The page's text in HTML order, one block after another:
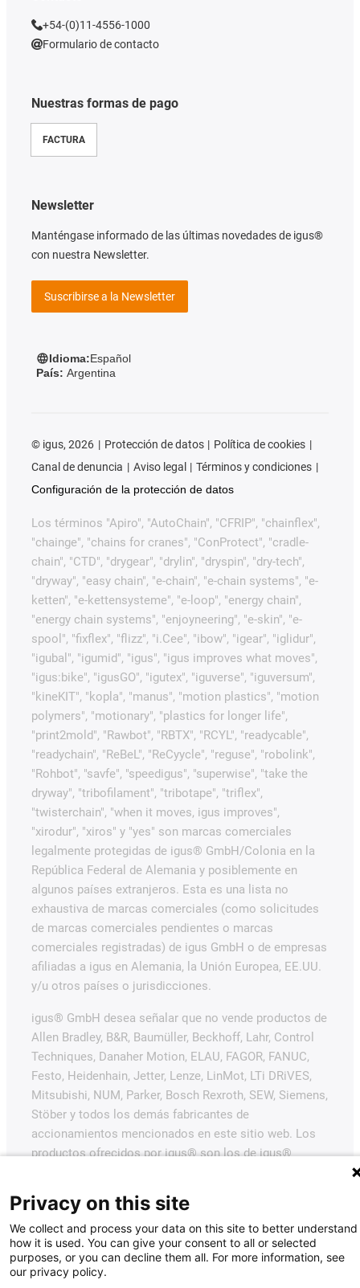
Nuestras formas de pago
FACTURA
+54-(0)11-4556-1000
Formulario de contacto
Newsletter
Manténgase informado de las últimas novedades de igus®
con nuestra Newsletter.
Suscribirse a la Newsletter
Idioma:Español
País: Argentina
© igus, 2026 Protección de datos
Política de cookies
Canal de denuncia
Aviso legal
Términos y condiciones
Configuración de la protección de datos
Los términos "Apiro", "AutoChain", "CFRIP", "chainflex",
"chainge", "chains for cranes", "ConProtect", "cradle-
chain", "CTD", "drygear", "drylin", "dryspin", "dry-tech",
"dryway", "easy chain", "e-chain", "e-chain systems", "e-
ketten", "e-kettensysteme", "e-loop", "energy chain",
"energy chain systems", "enjoyneering", "e-skin", "e-
spool", "fixflex", "flizz", "i.Cee", "ibow", "igear", "iglidur",
"igubal", "igumid", "igus", "igus improves what moves",
"igus:bike", "igusGO", "igutex", "iguverse", "iguversum",
"kineKIT", "kopla", "manus", "motion plastics", "motion
polymers", "motionary", "plastics for longer life",
"print2mold", "Rawbot", "RBTX", "RCYL", "readycable",
"readychain", "ReBeL", "ReCyycle", "reguse", "robolink",
"Rohbot", "savfe", "speedigus", "superwise", "take the
dryway", "tribofilament", "tribotape", "triflex",
"twisterchain", "when it moves, igus improves",
"xirodur", "xiros" y "yes" son marcas comerciales
legalmente protegidas de igus® GmbH/Colonia en la
República Federal de Alemania y posiblemente en
algunos países extranjeros. Esta es una lista no
exhaustiva de marcas comerciales (como solicitudes
de marcas comerciales pendientes o marcas
comerciales registradas) de igus GmbH o de empresas
afiliadas a igus en Alemania, la Unión Europea, EE.UU.
y/u otros países o jurisdicciones.
igus® GmbH desea señalar que no vende productos de
Allen Bradley, B&R, Baumüller, Beckhoff, Lahr, Control
Techniques, Danaher Motion, ELAU, FAGOR, FANUC,
Festo, Heidenhain, Jetter, Lenze, LinMot, LTi DRiVES,
Mitsubishi, NUM, Parker, Bosch Rexroth, SEW, Siemens,
Stöber y todos los demás fabricantes de
accionamientos mencionados en este sitio web. Los
productos ofrecidos por igus® son los de igus®
Privacy on this site
We collect and process your data on this site to better understand
how it is used. You can give your consent to all or selected
purposes, or you can decline them all. For more information, see
our privacy policy.